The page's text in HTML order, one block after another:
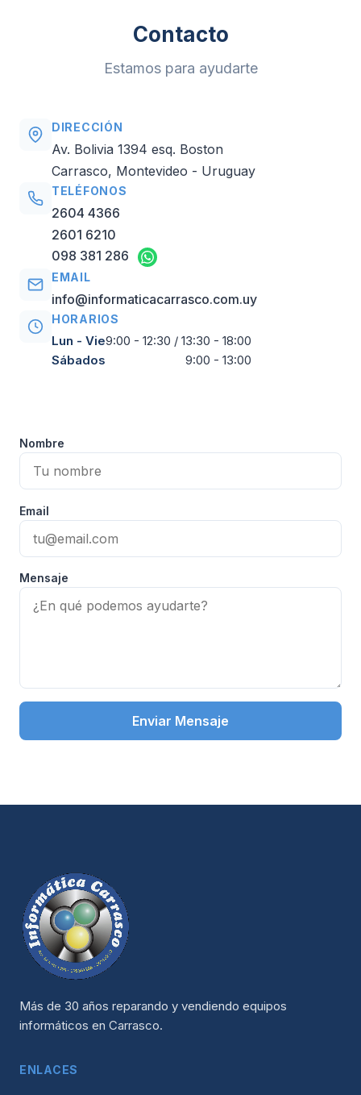
Contacto
Estamos para ayudarte
DIRECCIÓN
Av. Bolivia 1394 esq. Boston
Carrasco, Montevideo - Uruguay
TELÉFONOS
2604 4366
2601 6210
098 381 286
EMAIL
info@informaticacarrasco.com.uy
HORARIOS
Lun - Vie9:00 - 12:30 / 13:30 - 18:00
Sábados
9:00 - 13:00
Nombre
Email
Mensaje
Enviar Mensaje
Más de 30 años reparando y vendiendo equipos
informáticos en Carrasco.
ENLACES